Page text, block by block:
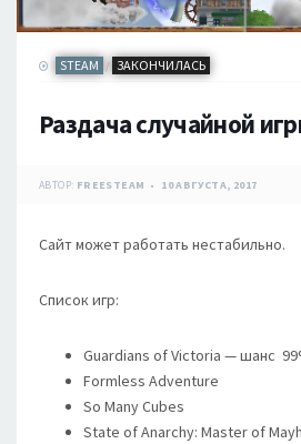
STEAM / ЗАКОНЧИЛАСЬ
Раздача случайной
АВТОР: FREESTEAM 10 АВГУСТА, 2017
Сайт может работать нестабильно.
Список игр:
Guardians of Victoria — шанс
Formless Adventure
So Many Cubes
State of Anarchy: Master of